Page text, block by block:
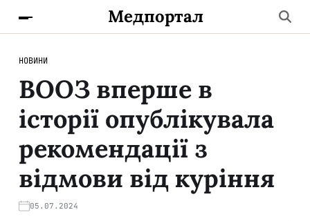
Медпортал
НОВИНИ
ВООЗ вперше в
історії опублікувала
рекомендації з
відмови від куріння
05.07.2024